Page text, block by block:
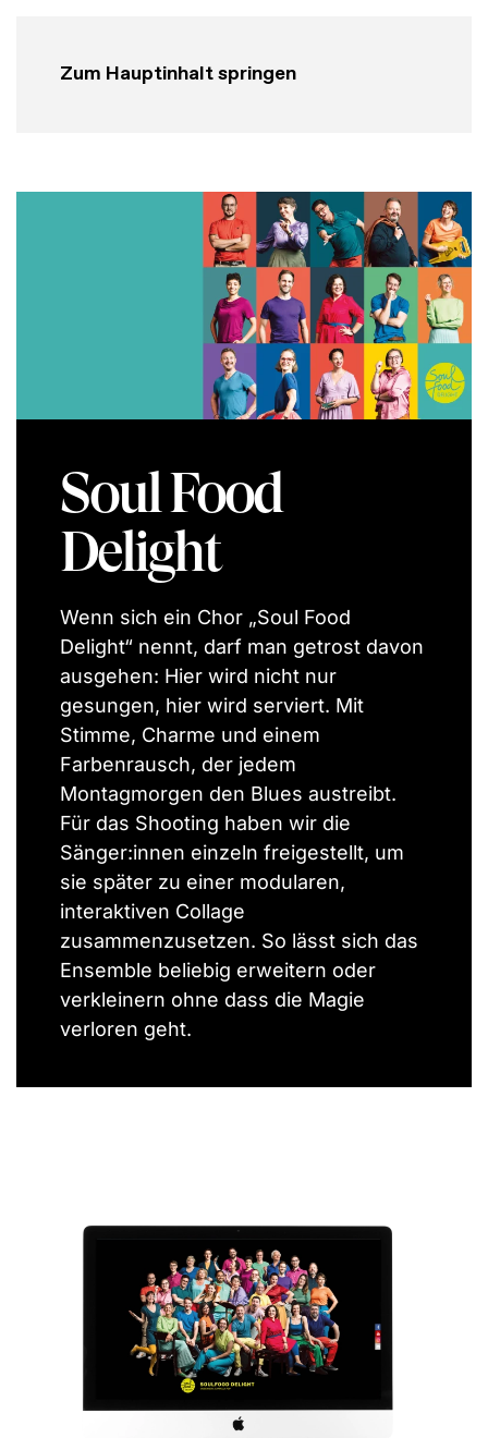
Zum Hauptinhalt springen
Soul Food
Delight
Wenn sich ein Chor „Soul Food
Delight“ nennt, darf man getrost davon
ausgehen: Hier wird nicht nur
gesungen, hier wird serviert. Mit
Stimme, Charme und einem
Farbenrausch, der jedem
Montagmorgen den Blues austreibt.
Für das Shooting haben wir die
Sänger:innen einzeln freigestellt, um
sie später zu einer modularen,
interaktiven Collage
zusammenzusetzen. So lässt sich das
Ensemble beliebig erweitern oder
verkleinern ohne dass die Magie
verloren geht.